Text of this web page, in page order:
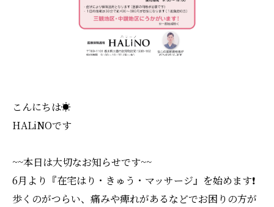
こんにちは☀️
HALiNOです
~~本日は大切なお知らせです~~
6月より『在宅はり・きゅう・マッサージ』を始めます❗️
歩くのがつらい、痛みや痺れがあるなどでお困りの方が